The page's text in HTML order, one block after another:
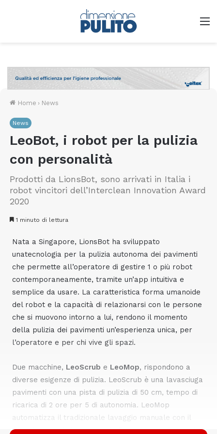
Home › News
News
LeoBot, i robot per la pulizia
con personalità
Prodotti da LionsBot, sono arrivati in Italia i
robot vincitori dell’Interclean Innovation Award
2020
1 minuto di lettura
Nata a Singapore, LionsBot ha sviluppato
unatecnologia per la pulizia autonoma dei pavimenti
che permette all’operatore di gestire 1 o più robot
contemporaneamente, tramite un’app intuitiva e
semplice da usare. La caratteristica forma umanoide
del robot e la capacità di relazionarsi con le persone
che si muovono intorno a lui, rendono il momento
della pulizia dei pavimenti un’esperienza unica, per
l’operatore e per chi vive gli spazi.
Due macchine, LeoScrub e LeoMop, rispondono a
diverse esigenze di pulizia. LeoScrub è una lavasciuga
pavimenti con una pista di pulizia di 50 cm, tempo di
ricarica di 2 ore per 5 di autonomia. LeoMop
automatizza il tradizionale lavaggio manuale con il
mop, lavorando in autonomia fino a 10 ore. Entrambe